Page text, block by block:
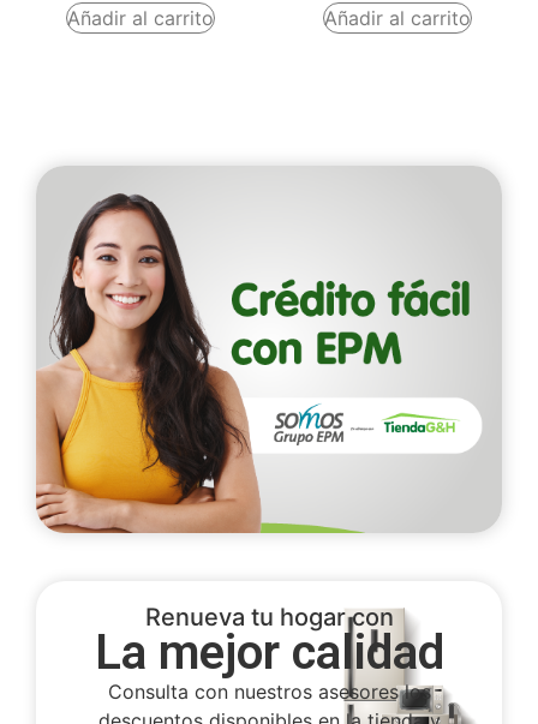
Añadir al carrito Añadir al carrito
Renueva tu hogar con
La mejor calidad
Consulta con nuestros asesores los